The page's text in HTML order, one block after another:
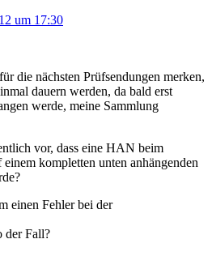
um 17:30
die nächsten Prüfsendungen merken,
dauern werden, da bald erst
werde, meine Sammlung
vor, dass eine HAN beim
kompletten unten anhängenden
einen Fehler bei der
der Fall?